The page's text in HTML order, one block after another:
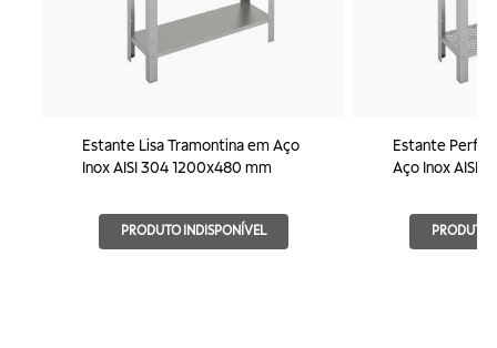
Estante Lisa Tramontina em Aço
Inox AISI 304 1200x480 mm
PRODUTO INDISPONÍVEL
Estante
Aço Inox AISI
PRODUTO